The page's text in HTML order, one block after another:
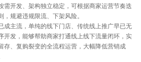
需开发、架构独立稳定，可根据商家运营节奏迭
规避违规限流、下架风险。
主流，单纯的线下门店、传统线上推广早已无
开发，能够帮助商家打通线上线下流量闭环，实
存、复购裂变的全流程运营，大幅降低营销成